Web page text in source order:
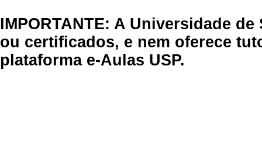
IMPORTANTE: A Universidade
ou certificados, e nem oferece
plataforma e-Aulas USP.